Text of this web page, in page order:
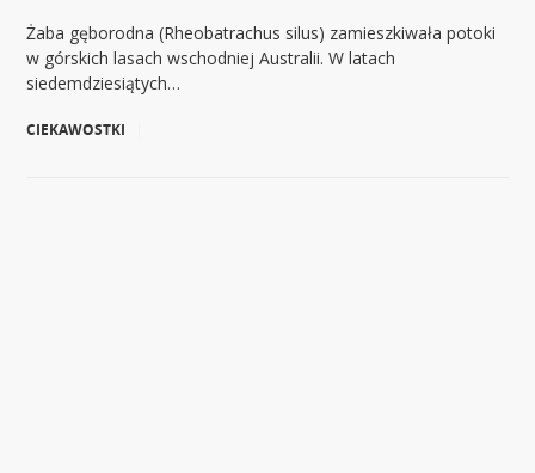
Żaba gęborodna (Rheobatrachus silus) zamieszkiwała potoki
w górskich lasach wschodniej Australii. W latach
siedemdziesiątych…
CIEKAWOSTKI